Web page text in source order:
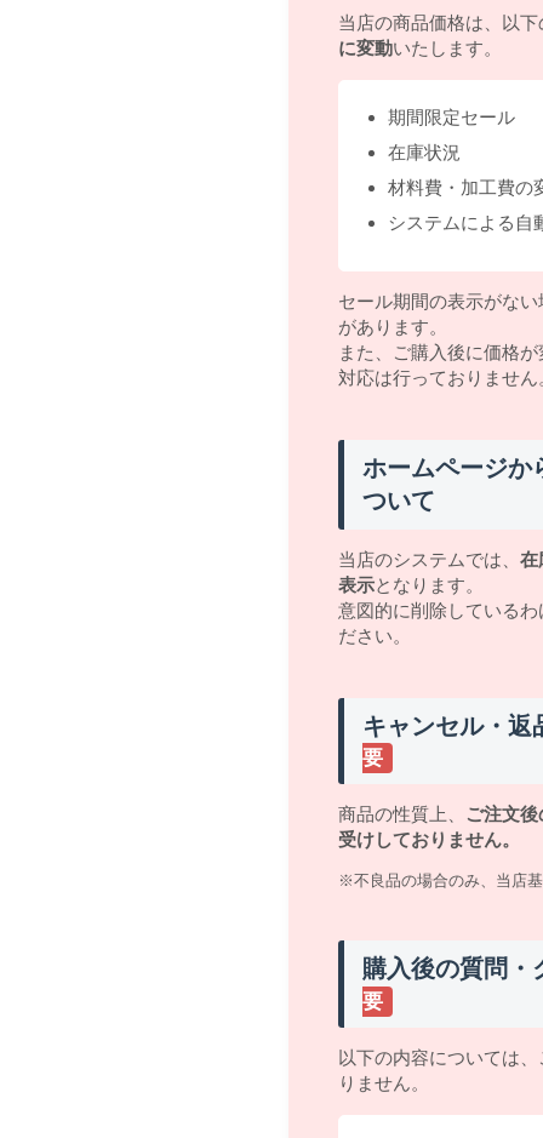
当店の商品価格は、以
に変動いたします。
期間限定セール
在庫状況
材料費・加工費の
システムによる自
セール期間の表示がな
があります。
また、ご購入後に価格
対応は行っておりません
ホームページか
ついて
当店のシステムでは、 在
表示となります。
意図的に削除している
ださい。
キャンセル・返
要
商品の性質上、 ご注文
受けしておりません。
※不良品の場合のみ、当店
購入後の質問・
要
以下の内容については
りません。